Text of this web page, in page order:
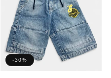
-30%